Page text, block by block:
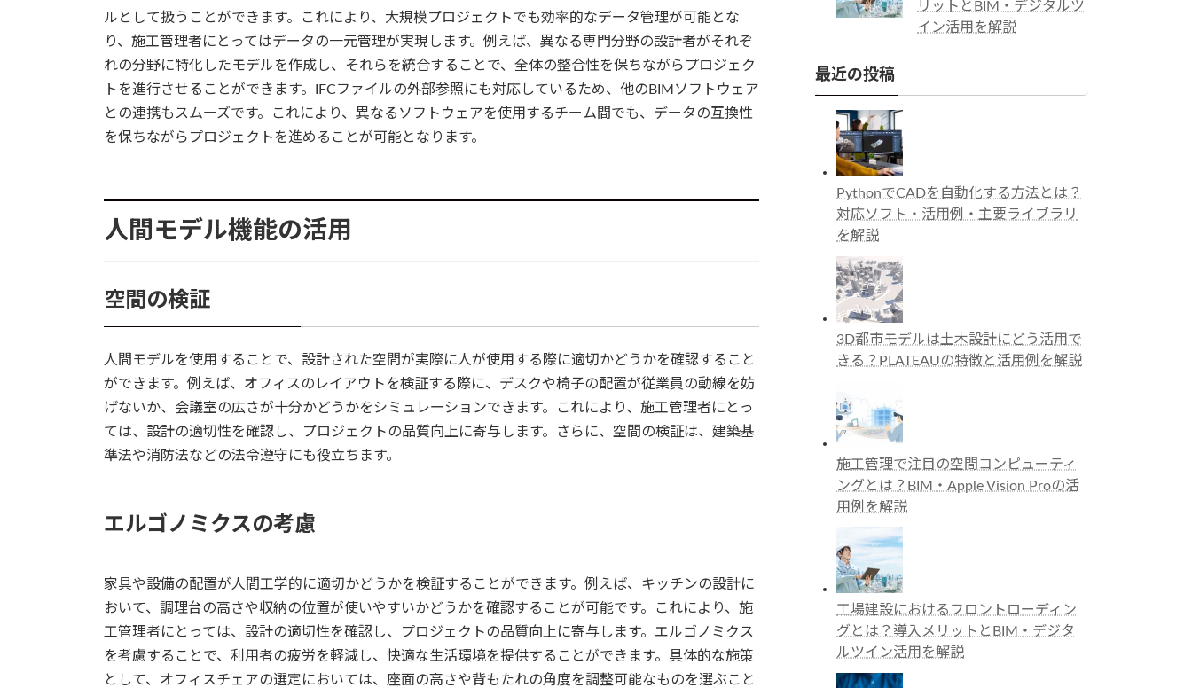
ルとして扱うことができます。これにより、大規模プロジェクトでも効率的なデータ管理が可能とな
り、施工管理者にとってはデータの一元管理が実現します。例えば、異なる専門分野の設計者がそれぞ
れの分野に特化したモデルを作成し、それらを統合することで、全体の整合性を保ちながらプロジェク
トを進行させることができます。IFCファイルの外部参照にも対応しているため、他のBIMソフトウェア
との連携もスムーズです。これにより、異なるソフトウェアを使用するチーム間でも、データの互換性
を保ちながらプロジェクトを進めることが可能となります。
人間モデル機能の活用
空間の検証
人間モデルを使用することで、設計された空間が実際に人が使用する際に適切かどうかを確認すること
ができます。例えば、オフィスのレイアウトを検証する際に、デスクや椅子の配置が従業員の動線を妨
げないか、会議室の広さが十分かどうかをシミュレーションできます。これにより、施工管理者にとっ
ては、設計の適切性を確認し、プロジェクトの品質向上に寄与します。さらに、空間の検証は、建築基
準法や消防法などの法令遵守にも役立ちます。
エルゴノミクスの考慮
家具や設備の配置が人間工学的に適切かどうかを検証することができます。例えば、キッチンの設計に
おいて、調理台の高さや収納の位置が使いやすいかどうかを確認することが可能です。これにより、施
工管理者にとっては、設計の適切性を確認し、プロジェクトの品質向上に寄与します。エルゴノミクス
を考慮することで、利用者の疲労を軽減し、快適な生活環境を提供することができます。具体的な施策
として、オフィスチェアの選定においては、座面の高さや背もたれの角度を調整可能なものを選ぶこと
リットとBIM・デジタルツ
イン活用を解説
最近の投稿
PythonでCADを自動化する方法とは？
対応ソフト・活用例・主要ライブラリ
を解説
3D都市モデルは土木設計にどう活用で
きる？PLATEAUの特徴と活用例を解説
施工管理で注目の空間コンピューティ
ングとは？BIM・Apple Vision Proの活
用例を解説
工場建設におけるフロントローディン
グとは？導入メリットとBIM・デジタ
ルツイン活用を解説